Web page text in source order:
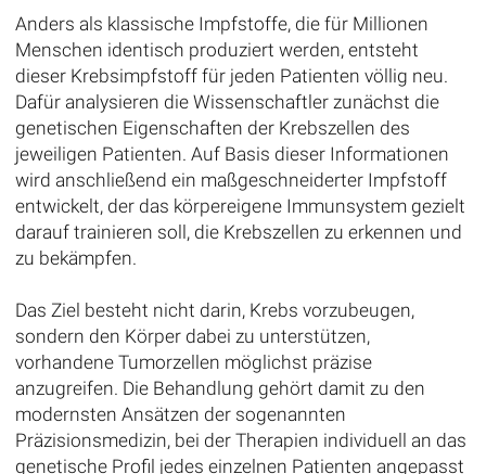
Anders als klassische Impfstoffe, die für Millionen
Menschen identisch produziert werden, entsteht
dieser Krebsimpfstoff für jeden Patienten völlig neu.
Dafür analysieren die Wissenschaftler zunächst die
genetischen Eigenschaften der Krebszellen des
jeweiligen Patienten. Auf Basis dieser Informationen
wird anschließend ein maßgeschneiderter Impfstoff
entwickelt, der das körpereigene Immunsystem gezielt
darauf trainieren soll, die Krebszellen zu erkennen und
zu bekämpfen.
Das Ziel besteht nicht darin, Krebs vorzubeugen,
sondern den Körper dabei zu unterstützen,
vorhandene Tumorzellen möglichst präzise
anzugreifen. Die Behandlung gehört damit zu den
modernsten Ansätzen der sogenannten
Präzisionsmedizin, bei der Therapien individuell an das
genetische Profil jedes einzelnen Patienten angepasst